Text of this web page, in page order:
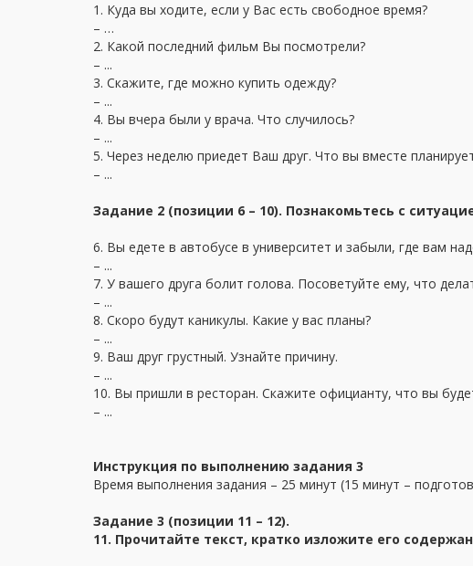
1. Куда вы ходите, если у Вас есть свободное время?
– …
2. Какой последний фильм Вы посмотрели?
– ...
3. Скажите, где можно купить одежду?
– ...
4. Вы вчера были у врача. Что случилось?
– ...
5. Через неделю приедет Ваш друг. Что вы вместе
– ...
Задание 2 (позиции 6 – 10). Познакомьтесь с
6. Вы едете в автобусе в университет и забыли, где вам
– ...
7. У вашего друга болит голова. Посоветуйте ему, что
– ...
8. Скоро будут каникулы. Какие у вас планы?
– ...
9. Ваш друг грустный. Узнайте причину.
– ...
10. Вы пришли в ресторан. Скажите официанту, что вы
– ...
Инструкция по выполнению задания 3
Время выполнения задания – 25 минут (15 минут –
Задание 3 (позиции 11 – 12).
11. Прочитайте текст, кратко изложите его